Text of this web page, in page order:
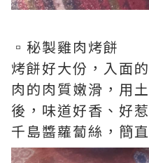
▫️秘製雞肉烤餅
烤餅好大份，入面
肉的肉質嫩滑，用
後，味道好香、好
千島醬蘿蔔絲，簡直